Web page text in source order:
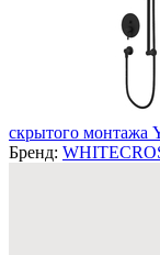
скрытого монтажа
Бренд: